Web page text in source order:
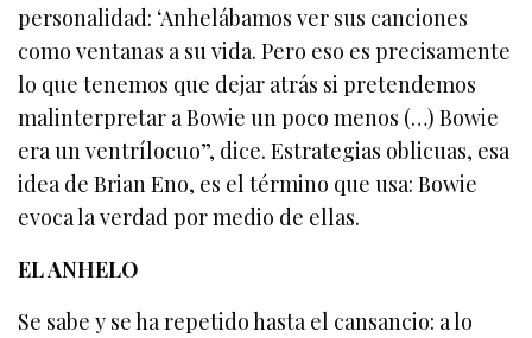
personalidad: ‘Anhelábamos ver sus canciones
como ventanas a su vida. Pero eso es precisamente
lo que tenemos que dejar atrás si pretendemos
malinterpretar a Bowie un poco menos (…) Bowie
era un ventrílocuo”, dice. Estrategias oblicuas, esa
idea de Brian Eno, es el término que usa: Bowie
evoca la verdad por medio de ellas.
EL ANHELO
Se sabe y se ha repetido hasta el cansancio: a lo